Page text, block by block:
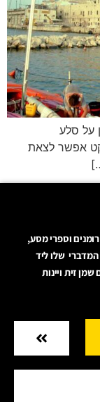
על סלע
אפשר לצאת
וספרי מסע,
המדברי שלו ליד
זית ויינות